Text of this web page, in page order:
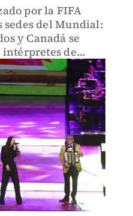
por la FIFA
sedes del Mundial:
y Canadá se
de
a la emoción
del mundo de